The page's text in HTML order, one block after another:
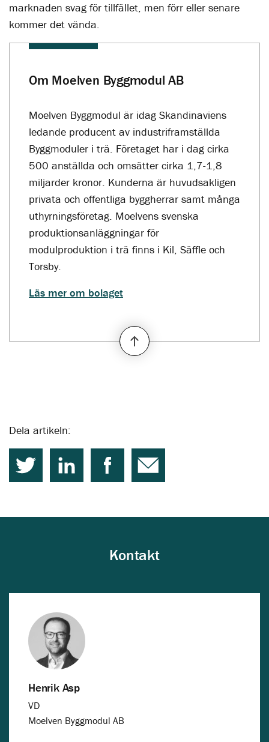
marknaden svag för tillfället, men förr eller senare
kommer det vända.
Om Moelven Byggmodul AB
Moelven Byggmodul är idag Skandinaviens
ledande producent av industriframställda
Byggmoduler i trä. Företaget har i dag cirka
500 anställda och omsätter cirka 1,7-1,8
miljarder kronor. Kunderna är huvudsakligen
privata och offentliga byggherrar samt många
uthyrningsföretag. Moelvens svenska
produktionsanläggningar för
modulproduktion i trä finns i Kil, Säffle och
Torsby.
Läs mer om bolaget
Dela artikeln:
Kontakt
Henrik Asp
VD
Moelven Byggmodul AB